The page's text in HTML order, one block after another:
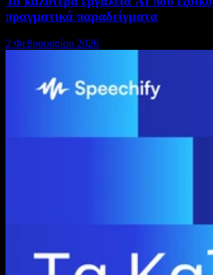
πραγματικά παραδείγματα
2 Φεβρουαρίου 2026